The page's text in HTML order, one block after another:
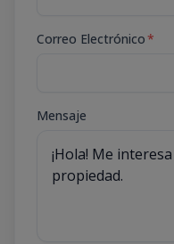
Correo Electrónico*
Mensaje